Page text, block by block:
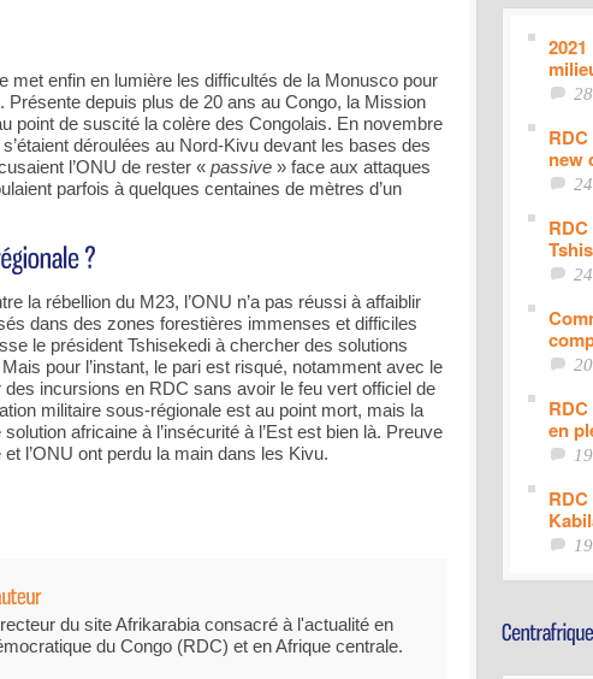
met enfin en lumière les difficultés de la Monusco pour
Présente depuis plus de 20 ans au Congo, la Mission
point de suscité la colère des Congolais. En novembre
déroulées au Nord-Kivu devant les bases des
l’ONU de rester « passive » face aux attaques
parfois à quelques centaines de mètres d’un
la rébellion du M23, l’ONU n’a pas réussi à affaiblir
dans des zones forestières immenses et difficiles
le président Tshisekedi à chercher des solutions
pour l’instant, le pari est risqué, notamment avec le
incursions en RDC sans avoir le feu vert officiel de
militaire sous-régionale est au point mort, mais la
africaine à l’insécurité à l’Est est bien là. Preuve
l’ONU ont perdu la main dans les Kivu.
du site Afrikarabia consacré à l'actualité en
du Congo (RDC) et en Afrique centrale.
new
en